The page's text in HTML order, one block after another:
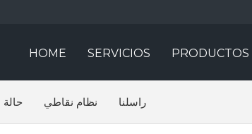
HOME SERVICIOS PRODUCTOS
حالة نظام نقاطي راسلنا